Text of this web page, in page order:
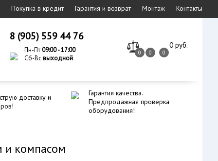
Покупка в кредит Гарантия и возврат Монтаж Контакты
8 (905) 559 44 76
Пн-Пт09:00 - 17:00
Сб-Всвыходной
0 0 0
0 руб.
доставку и
Гарантия качества.
Предпродажная проверка
оборудования!
и компасом